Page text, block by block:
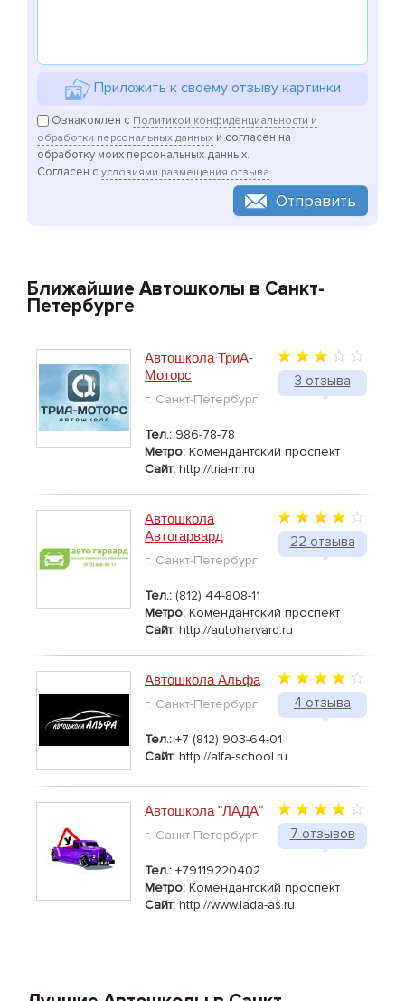
Приложить к своему отзыву картинки
Ознакомлен с Политикой конфиденциальности и
обработки персональных данных и согласен на
обработку моих персональных данных.
Согласен с условиями размещения отзыва
Отправить
Ближайшие Автошколы в Санкт-
Петербурге
3 отзыва
Автошкола ТриА-
Моторс
г. Санкт-Петербург
Тел.: 986-78-78
Метро: Комендантский проспект
Сайт: http://tria-m.ru
22 отзыва
Автошкола
Автогарвард
г. Санкт-Петербург
Тел.: (812) 44-808-11
Метро: Комендантский проспект
Сайт: http://autoharvard.ru
4 отзыва
Автошкола Альфа
г. Санкт-Петербург
Тел.: +7 (812) 903-64-01
Сайт: http://alfa-school.ru
7 отзывов
Автошкола "ЛАДА"
г. Санкт-Петербург
Тел.: +79119220402
Метро: Комендантский проспект
Сайт: http://www.lada-as.ru